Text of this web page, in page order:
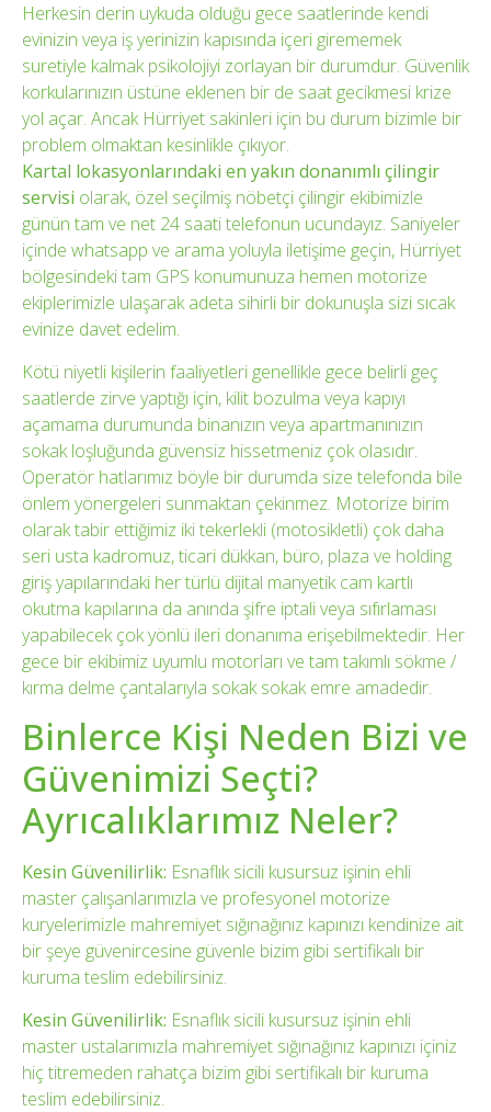
Herkesin derin uykuda olduğu gece saatlerinde kendi
evinizin veya iş yerinizin kapısında içeri girememek
suretiyle kalmak psikolojiyi zorlayan bir durumdur. Güvenlik
korkularınızın üstüne eklenen bir de saat gecikmesi krize
yol açar. Ancak Hürriyet sakinleri için bu durum bizimle bir
problem olmaktan kesinlikle çıkıyor.
Kartal lokasyonlarındaki en yakın donanımlı çilingir
servisi olarak, özel seçilmiş nöbetçi çilingir ekibimizle
günün tam ve net 24 saati telefonun ucundayız. Saniyeler
içinde whatsapp ve arama yoluyla iletişime geçin, Hürriyet
bölgesindeki tam GPS konumunuza hemen motorize
ekiplerimizle ulaşarak adeta sihirli bir dokunuşla sizi sıcak
evinize davet edelim.
Kötü niyetli kişilerin faaliyetleri genellikle gece belirli geç
saatlerde zirve yaptığı için, kilit bozulma veya kapıyı
açamama durumunda binanızın veya apartmanınızın
sokak loşluğunda güvensiz hissetmeniz çok olasıdır.
Operatör hatlarımız böyle bir durumda size telefonda bile
önlem yönergeleri sunmaktan çekinmez. Motorize birim
olarak tabir ettiğimiz iki tekerlekli (motosikletli) çok daha
seri usta kadromuz, ticari dükkan, büro, plaza ve holding
giriş yapılarındaki her türlü dijital manyetik cam kartlı
okutma kapılarına da anında şifre iptali veya sıfırlaması
yapabilecek çok yönlü ileri donanıma erişebilmektedir. Her
gece bir ekibimiz uyumlu motorları ve tam takımlı sökme /
kırma delme çantalarıyla sokak sokak emre amadedir.
Binlerce Kişi Neden Bizi ve
Güvenimizi Seçti?
Ayrıcalıklarımız Neler?
Kesin Güvenilirlik: Esnaflık sicili kusursuz işinin ehli
master çalışanlarımızla ve profesyonel motorize
kuryelerimizle mahremiyet sığınağınız kapınızı kendinize ait
bir şeye güvenircesine güvenle bizim gibi sertifikalı bir
kuruma teslim edebilirsiniz.
Kesin Güvenilirlik: Esnaflık sicili kusursuz işinin ehli
master ustalarımızla mahremiyet sığınağınız kapınızı içiniz
hiç titremeden rahatça bizim gibi sertifikalı bir kuruma
teslim edebilirsiniz.